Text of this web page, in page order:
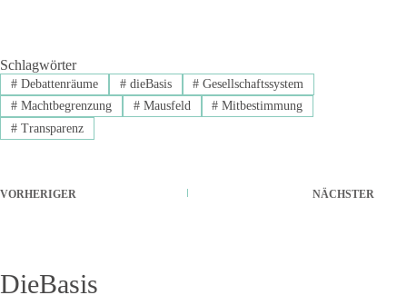
Schlagwörter
#Debattenräume #dieBasis # Gesellschaftssystem
#Machtbegrenzung #Mausfeld # Mitbestimmung
#Transparenz
VORHERIGER NÄCHSTER
DieBasis